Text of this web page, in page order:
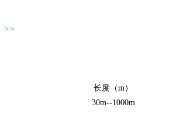
>>
长度（m）
30m--1000m